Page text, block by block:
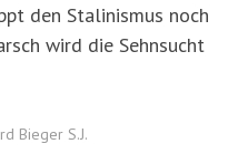
den Stalinismus noch
wird die Sehnsucht
Bieger S.J.